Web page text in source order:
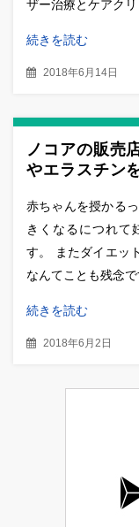
ザー治療とケアクリ
続きを読む
2018年6月14日
ノコアの販売
やエラスチン
赤ちゃんを授かる
きくなるにつれて
す。 またダイエッ
なんてことも残念で
続きを読む
2018年6月2日